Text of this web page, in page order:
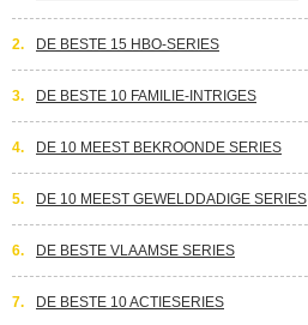
2. DE BESTE 15 HBO-SERIES
3. DE BESTE 10 FAMILIE-INTRIGES
4. DE 10 MEEST BEKROONDE SERIES
5. DE 10 MEEST GEWELDDADIGE SERIES
6. DE BESTE VLAAMSE SERIES
7. DE BESTE 10 ACTIESERIES